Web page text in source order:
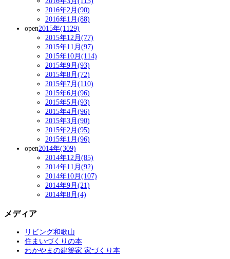
2016年2月(90)
2016年1月(88)
open2015年(1129)
2015年12月(77)
2015年11月(97)
2015年10月(114)
2015年9月(93)
2015年8月(72)
2015年7月(110)
2015年6月(96)
2015年5月(93)
2015年4月(96)
2015年3月(90)
2015年2月(95)
2015年1月(96)
open2014年(309)
2014年12月(85)
2014年11月(92)
2014年10月(107)
2014年9月(21)
2014年8月(4)
メディア
リビング和歌山
住まいづくりの本
わかやまの建築家 家づくり本